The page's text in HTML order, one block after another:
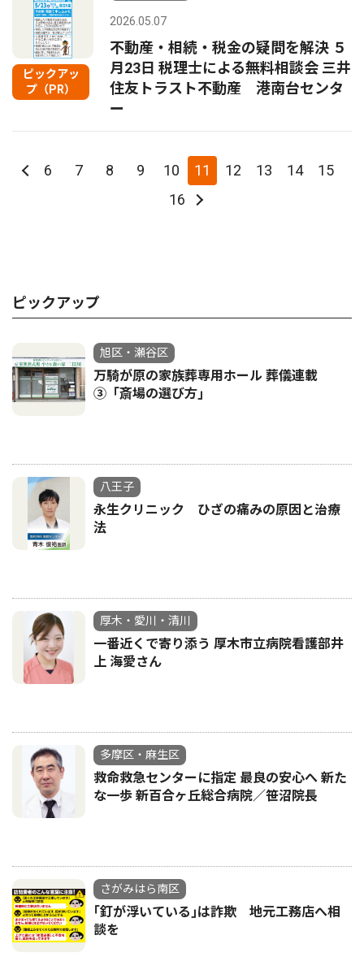
ピックアッ
プ（PR）
2026.05.07
不動産・相続・税金の疑問を解決 ５
月23日 税理士による無料相談会 三井
住友トラスト不動産 港南台センタ
ー
6 7 8 9 10 11 12 13 14
15
16
ピックアップ
旭区・瀬谷区
万騎が原の家族葬専用ホール 葬儀連載
③「斎場の選び方｣
八王子
永生クリニック ひざの痛みの原因と治療
法
厚木・愛川・清川
一番近くで寄り添う 厚木市立病院看護部井
上 海愛さん
多摩区・麻生区
救命救急センターに指定 最良の安心へ 新た
な一歩 新百合ヶ丘総合病院／笹沼院長
さがみはら南区
｢釘が浮いている｣は詐欺 地元工務店へ相
談を